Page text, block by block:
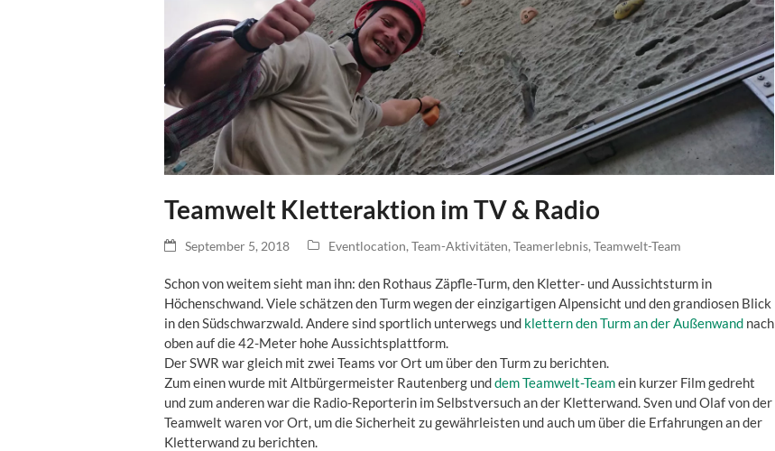
Teamwelt Kletteraktion im TV & Radio
September 5, 2018 Eventlocation, Team-Aktivitäten, Teamerlebnis, Teamwelt-Team
Schon von weitem sieht man ihn: den Rothaus Zäpfle-Turm, den Kletter- und Aussichtsturm in
Höchenschwand. Viele schätzen den Turm wegen der einzigartigen Alpensicht und den grandiosen Blick
in den Südschwarzwald. Andere sind sportlich unterwegs und klettern den Turm an der Außenwand nach
oben auf die 42-Meter hohe Aussichtsplattform.
Der SWR war gleich mit zwei Teams vor Ort um über den Turm zu berichten.
Zum einen wurde mit Altbürgermeister Rautenberg unddem Teamwelt-Teamein kurzer Film gedreht
und zum anderen war die Radio-Reporterin im Selbstversuch an der Kletterwand. Sven und Olaf von der
Teamwelt waren vor Ort, um die Sicherheit zu gewährleisten und auch um über die Erfahrungen an der
Kletterwand zu berichten.